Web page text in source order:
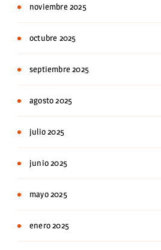
noviembre 2025
octubre 2025
septiembre 2025
agosto 2025
julio 2025
junio 2025
mayo 2025
enero 2025